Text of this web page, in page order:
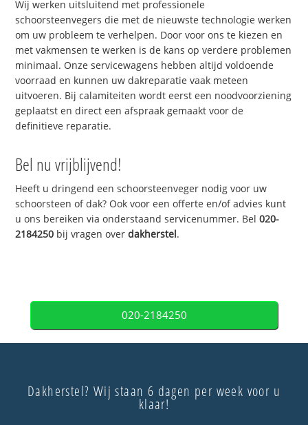
Wij werken uitsluitend met professionele
schoorsteenvegers die met de nieuwste technologie werken
om uw probleem te verhelpen. Door voor ons te kiezen en
met vakmensen te werken is de kans op verdere problemen
minimaal. Onze servicewagens hebben altijd voldoende
voorraad en kunnen uw dakreparatie vaak meteen
uitvoeren. Bij calamiteiten wordt eerst een noodvoorziening
geplaatst en direct een afspraak gemaakt voor de
definitieve reparatie.
Bel nu vrijblijvend!
Heeft u dringend een schoorsteenveger nodig voor uw
schoorsteen of dak? Ook voor een offerte en/of advies kunt
u ons bereiken via onderstaand servicenummer. Bel020-
2184250 bij vragen overdakherstel.
020-2184250
Dakherstel? Wij staan 6 dagen per week voor u
klaar!